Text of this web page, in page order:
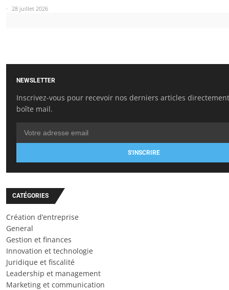
28 juillet 2026
NEWSLETTER
Inscrivez-vous pour recevoir nos derniers articles
boîte mail.
S'INSCRIRE
CATÉGORIES
Création d’entreprise
General
Gestion et finances
Innovation et technologie
Juridique et fiscalité
Leadership et management
Marketing et communication